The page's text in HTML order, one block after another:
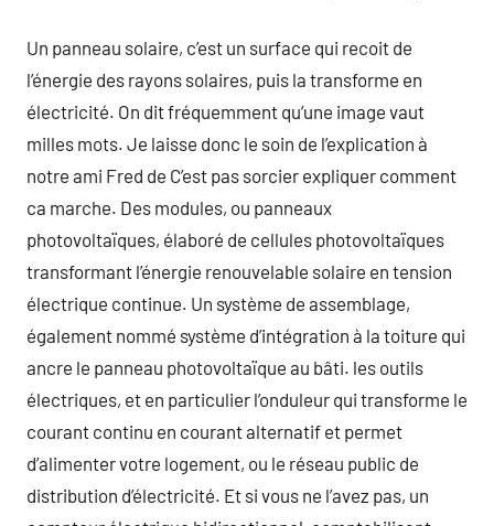
Un panneau solaire, c’est un surface qui recoit de
l’énergie des rayons solaires, puis la transforme en
électricité. On dit fréquemment qu’une image vaut
milles mots. Je laisse donc le soin de l’explication à
notre ami Fred de C’est pas sorcier expliquer comment
ca marche. Des modules, ou panneaux
photovoltaïques, élaboré de cellules photovoltaïques
transformant l’énergie renouvelable solaire en tension
électrique continue. Un système de assemblage,
également nommé système d’intégration à la toiture qui
ancre le panneau photovoltaïque au bâti. les outils
électriques, et en particulier l’onduleur qui transforme le
courant continu en courant alternatif et permet
d’alimenter votre logement, ou le réseau public de
distribution d’électricité. Et si vous ne l’avez pas, un